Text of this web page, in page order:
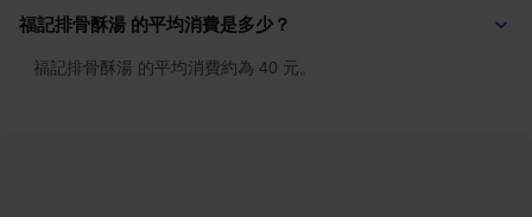
福記排骨酥湯 的平均消費是多少？
福記排骨酥湯 的平均消費約為 40 元。